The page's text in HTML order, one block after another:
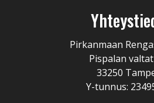
Pirkanmaan
Pispalan
33250
Y-tunnus: